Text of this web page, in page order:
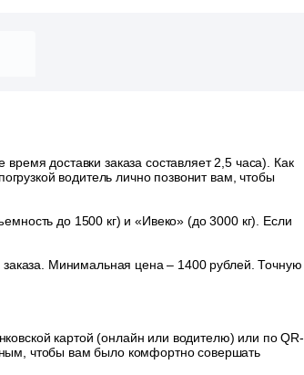
доставки заказа составляет 2,5 часа). Как
водитель лично позвонит вам, чтобы
до 1500 кг) и «Ивеко» (до 3000 кг). Если
заказа. Минимальная цена – 1400 рублей. Точную
картой (онлайн или водителю) или по QR-
чтобы вам было комфортно совершать